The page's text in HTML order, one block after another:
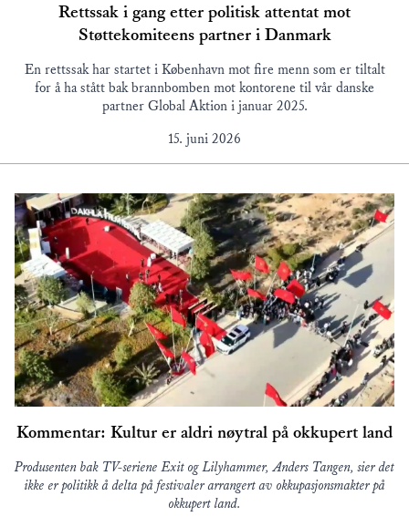
Rettssak i gang etter politisk attentat mot
Støttekomiteens partner i Danmark
En rettssak har startet i København mot fire menn som er tiltalt
for å ha stått bak brannbomben mot kontorene til vår danske
partner Global Aktion i januar 2025.
15. juni 2026
Kommentar: Kultur er aldri nøytral på okkupert land
Produsenten bak TV-seriene Exit og Lilyhammer, Anders Tangen, sier det
ikke er politikk å delta på festivaler arrangert av okkupasjonsmakter på
okkupert land.